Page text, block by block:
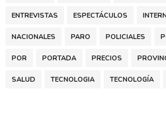
ENTREVISTAS ESPECTÁCULOS
NACIONALES PARO POLICIALES
POR PORTADA PRECIOS
SALUD TECNOLOGIA TECNOLOGÍA